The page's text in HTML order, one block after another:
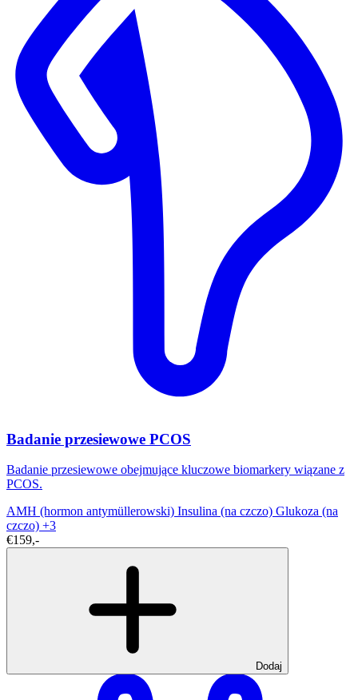
Badanie przesiewowe PCOS
Badanie przesiewowe obejmujące kluczowe biomarkery wiązane z
PCOS.
AMH (hormon antymüllerowski) Insulina (na czczo) Glukoza (na
czczo) +3
€159,-
Dodaj